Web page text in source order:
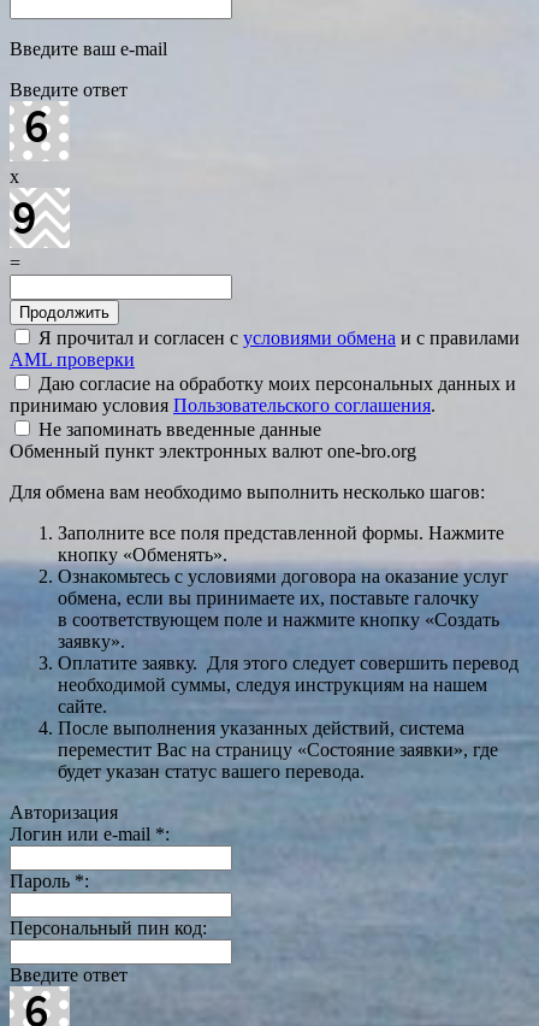
Введите ваш e-mail
Введите ответ
x
=
Я прочитал и согласен с условиями обмена и с правилами
AML проверки
Даю согласие на обработку моих персональных данных и
принимаю условия Пользовательского соглашения.
Не запоминать введенные данные
Обменный пункт электронных валют one-bro.org
Для обмена вам необходимо выполнить несколько шагов:
Заполните все поля представленной формы. Нажмите
кнопку «Обменять».
Ознакомьтесь с условиями договора на оказание услуг
обмена, если вы принимаете их, поставьте галочку
в соответствующем поле и нажмите кнопку «Создать
заявку».
Оплатите заявку. Для этого следует совершить перевод
необходимой суммы, следуя инструкциям на нашем
сайте.
После выполнения указанных действий, система
переместит Вас на страницу «Состояние заявки», где
будет указан статус вашего перевода.
Авторизация
Логин или e-mail *:
Пароль *:
Персональный пин код:
Введите ответ